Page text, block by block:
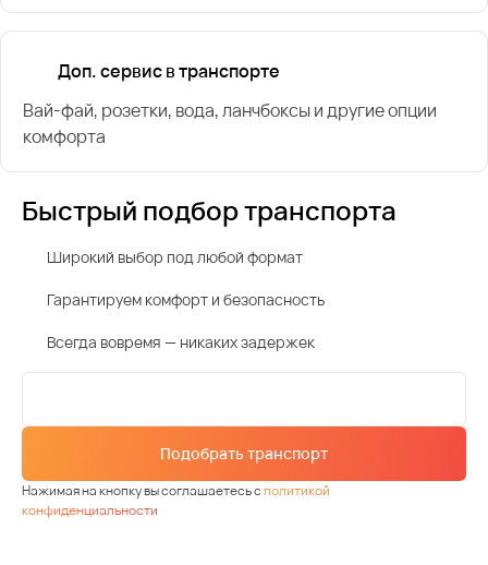
Доп. сервис в транспорте
Вай-фай, розетки, вода, ланчбоксы и другие опции
комфорта
Быстрый подбор транспорта
Широкий выбор под любой формат
Гарантируем комфорт и безопасность
Всегда вовремя — никаких задержек
Подобрать транспорт
Нажимая на кнопку вы соглашаетесь сполитикой
конфиденциальности